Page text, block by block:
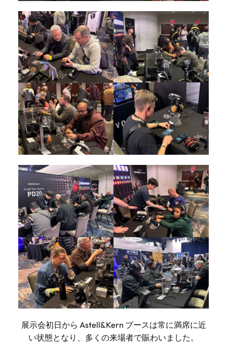
展示会初日から Astell&Kern ブースは常に満席に近
い状態となり、多くの来場者で賑わいました。